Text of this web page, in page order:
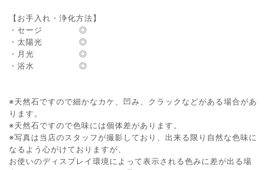
【お手入れ・浄化方法】
・セージ ◎
・太陽光 ◎
・月光 ◎
・浴水 ◎
※天然石ですので細かなカケ、凹み、クラックなどがある場合があ
ります。
※天然石ですので色味には個体差があります。
※写真は当店のスタッフが撮影しており、出来る限り自然な色味に
なるよう心がけておりますが、
お使いのディスプレイ環境によって表示される色みに差が出る場